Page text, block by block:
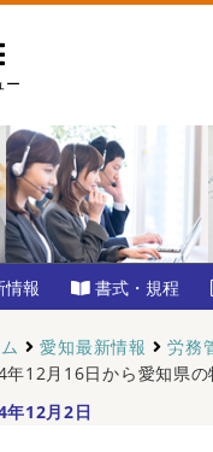
ー
情報 書式・規程
愛知最新情報
労務
年12月16日から愛知県
年12月2日